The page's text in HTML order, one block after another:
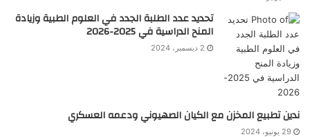
تحديد عدد الطلبة الجدد في العلوم الطبية وزيادة
المنح الدراسية في 2025-2026
2 ديسمبر، 2024
ندين تطبيع المخزن مع الكيان الصهيوني ودعمه العسكري
29 يونيو، 2024